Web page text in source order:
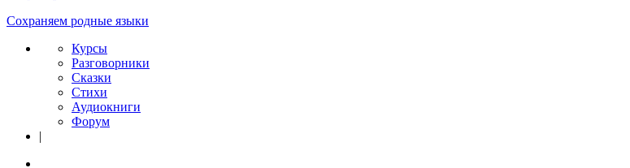
Сохраняем родные языки
Курсы
Разговорники
Сказки
Стихи
Аудиокниги
Форум
|